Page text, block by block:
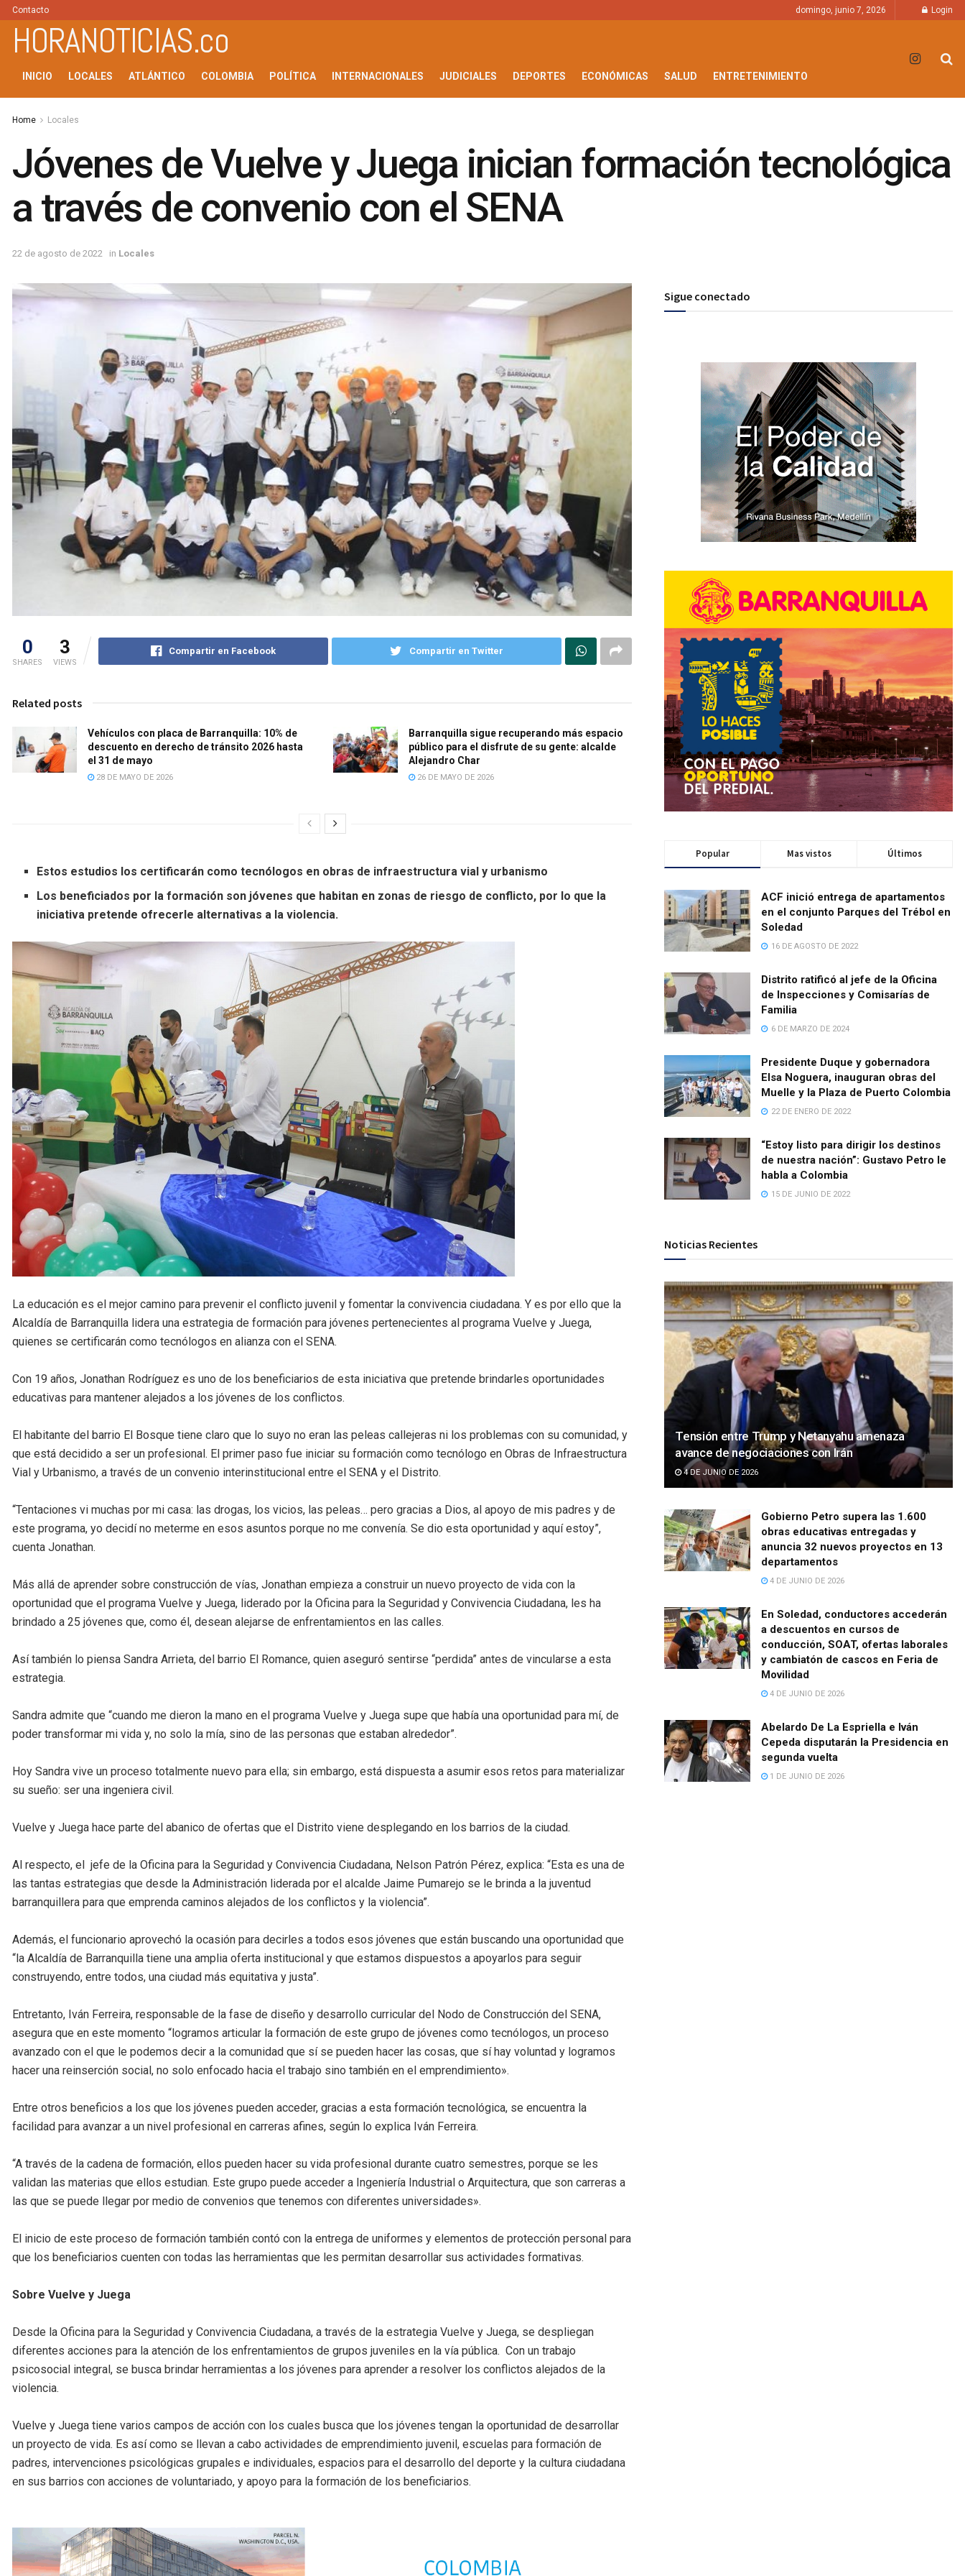
Contacto domingo, junio 7, 2026 Login
HORANOTICIAS.co
INICIO LOCALES ATLÁNTICO COLOMBIA POLÍTICA INTERNACIONALES JUDICIALES DEPORTES ECONÓMICAS SALUD ENTRETENIMIENTO
Home Locales
Jóvenes de Vuelve y Juega inician formación tecnológica
a través de convenio con el SENA
22 de agosto de 2022 in Locales
0
SHARES
3
VIEWS
Compartir en Facebook Compartir en Twitter
Related posts
Vehículos con placa de Barranquilla: 10% de
descuento en derecho de tránsito 2026 hasta
el 31 de mayo
28 DE MAYO DE 2026
Barranquilla sigue recuperando más espacio
público para el disfrute de su gente: alcalde
Alejandro Char
26 DE MAYO DE 2026
Estos estudios los certificarán como tecnólogos en obras de infraestructura vial y urbanismo
Los beneficiados por la formación son jóvenes que habitan en zonas de riesgo de conflicto, por lo que la
iniciativa pretende ofrecerle alternativas a la violencia.
La educación es el mejor camino para prevenir el conflicto juvenil y fomentar la convivencia ciudadana. Y es por ello que la
Alcaldía de Barranquilla lidera una estrategia de formación para jóvenes pertenecientes al programa Vuelve y Juega,
quienes se certificarán como tecnólogos en alianza con el SENA.
Con 19 años, Jonathan Rodríguez es uno de los beneficiarios de esta iniciativa que pretende brindarles oportunidades
educativas para mantener alejados a los jóvenes de los conflictos.
El habitante del barrio El Bosque tiene claro que lo suyo no eran las peleas callejeras ni los problemas con su comunidad, y
que está decidido a ser un profesional. El primer paso fue iniciar su formación como tecnólogo en Obras de Infraestructura
Vial y Urbanismo, a través de un convenio interinstitucional entre el SENA y el Distrito.
“Tentaciones vi muchas por mi casa: las drogas, los vicios, las peleas… pero gracias a Dios, al apoyo de mis padres y de
este programa, yo decidí no meterme en esos asuntos porque no me convenía. Se dio esta oportunidad y aquí estoy”,
cuenta Jonathan.
Más allá de aprender sobre construcción de vías, Jonathan empieza a construir un nuevo proyecto de vida con la
oportunidad que el programa Vuelve y Juega, liderado por la Oficina para la Seguridad y Convivencia Ciudadana, les ha
brindado a 25 jóvenes que, como él, desean alejarse de enfrentamientos en las calles.
Así también lo piensa Sandra Arrieta, del barrio El Romance, quien aseguró sentirse “perdida” antes de vincularse a esta
estrategia.
Sandra admite que “cuando me dieron la mano en el programa Vuelve y Juega supe que había una oportunidad para mí, de
poder transformar mi vida y, no solo la mía, sino de las personas que estaban alrededor”.
Hoy Sandra vive un proceso totalmente nuevo para ella; sin embargo, está dispuesta a asumir esos retos para materializar
su sueño: ser una ingeniera civil.
Vuelve y Juega hace parte del abanico de ofertas que el Distrito viene desplegando en los barrios de la ciudad.
Al respecto, el jefe de la Oficina para la Seguridad y Convivencia Ciudadana, Nelson Patrón Pérez, explica: “Esta es una de
las tantas estrategias que desde la Administración liderada por el alcalde Jaime Pumarejo se le brinda a la juventud
barranquillera para que emprenda caminos alejados de los conflictos y la violencia”.
Además, el funcionario aprovechó la ocasión para decirles a todos esos jóvenes que están buscando una oportunidad que
“la Alcaldía de Barranquilla tiene una amplia oferta institucional y que estamos dispuestos a apoyarlos para seguir
construyendo, entre todos, una ciudad más equitativa y justa”.
Entretanto, Iván Ferreira, responsable de la fase de diseño y desarrollo curricular del Nodo de Construcción del SENA,
asegura que en este momento “logramos articular la formación de este grupo de jóvenes como tecnólogos, un proceso
avanzado con el que le podemos decir a la comunidad que sí se pueden hacer las cosas, que sí hay voluntad y logramos
hacer una reinserción social, no solo enfocado hacia el trabajo sino también en el emprendimiento».
Entre otros beneficios a los que los jóvenes pueden acceder, gracias a esta formación tecnológica, se encuentra la
facilidad para avanzar a un nivel profesional en carreras afines, según lo explica Iván Ferreira.
“A través de la cadena de formación, ellos pueden hacer su vida profesional durante cuatro semestres, porque se les
validan las materias que ellos estudian. Este grupo puede acceder a Ingeniería Industrial o Arquitectura, que son carreras a
las que se puede llegar por medio de convenios que tenemos con diferentes universidades».
El inicio de este proceso de formación también contó con la entrega de uniformes y elementos de protección personal para
que los beneficiarios cuenten con todas las herramientas que les permitan desarrollar sus actividades formativas.
Sobre Vuelve y Juega
Desde la Oficina para la Seguridad y Convivencia Ciudadana, a través de la estrategia Vuelve y Juega, se despliegan
diferentes acciones para la atención de los enfrentamientos de grupos juveniles en la vía pública. Con un trabajo
psicosocial integral, se busca brindar herramientas a los jóvenes para aprender a resolver los conflictos alejados de la
violencia.
Vuelve y Juega tiene varios campos de acción con los cuales busca que los jóvenes tengan la oportunidad de desarrollar
un proyecto de vida. Es así como se llevan a cabo actividades de emprendimiento juvenil, escuelas para formación de
padres, intervenciones psicológicas grupales e individuales, espacios para el desarrollo del deporte y la cultura ciudadana
en sus barrios con acciones de voluntariado, y apoyo para la formación de los beneficiarios.
Sigue conectado
Popular Mas vistos Últimos
ACF inició entrega de apartamentos
en el conjunto Parques del Trébol en
Soledad
16 DE AGOSTO DE 2022
Distrito ratificó al jefe de la Oficina
de Inspecciones y Comisarías de
Familia
6 DE MARZO DE 2024
Presidente Duque y gobernadora
Elsa Noguera, inauguran obras del
Muelle y la Plaza de Puerto Colombia
22 DE ENERO DE 2022
“Estoy listo para dirigir los destinos
de nuestra nación”: Gustavo Petro le
habla a Colombia
15 DE JUNIO DE 2022
Noticias Recientes
Tensión entre Trump y Netanyahu amenaza
avance de negociaciones con Irán
4 DE JUNIO DE 2026
Gobierno Petro supera las 1.600
obras educativas entregadas y
anuncia 32 nuevos proyectos en 13
departamentos
4 DE JUNIO DE 2026
En Soledad, conductores accederán
a descuentos en cursos de
conducción, SOAT, ofertas laborales
y cambiatón de cascos en Feria de
Movilidad
4 DE JUNIO DE 2026
Abelardo De La Espriella e Iván
Cepeda disputarán la Presidencia en
segunda vuelta
1 DE JUNIO DE 2026